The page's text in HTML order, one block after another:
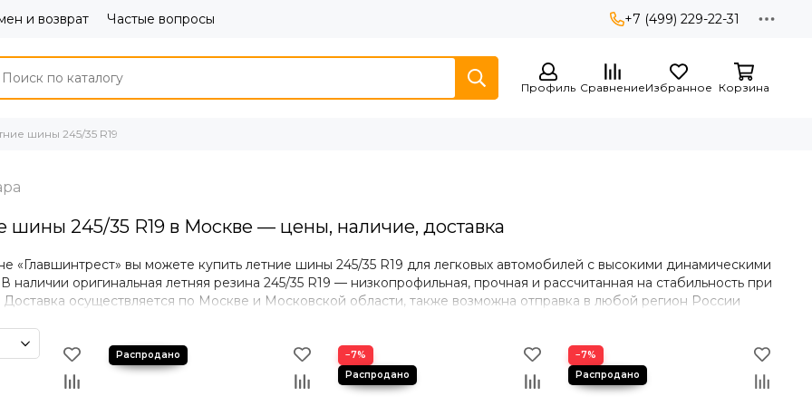
и возврат Частые вопросы +7 (499) 229-22-31
Профиль СравнениеИзбранное Корзина
шины 245/35 R19
шины 245/35 R19 в Москве — цены, наличие, доставка
«Главшинтрест» вы можете купить летние шины 245/35 R19 для легковых автомобилей с высокими динамическими
наличии оригинальная летняя резина 245/35 R19 — низкопрофильная, прочная и рассчитанная на стабильность при
Доставка осуществляется по Москве и Московской области, также возможна отправка в любой регион России
летних шин 245/35 R19 −7% −7%